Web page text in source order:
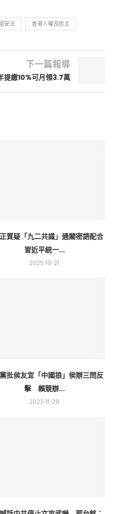
安法 香港人權及民主
下一篇報導
繳10%可月領3.7萬
質疑「九二共識」通關密語配合
習近平統一...
2025-10-21
批侯友宜「中國狼」侯辦三問反
擊 賴競辦...
2023-11-28